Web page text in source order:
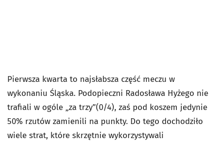
Pierwsza kwarta to najsłabsza część meczu w
wykonaniu Śląska. Podopieczni Radosława Hyżego nie
trafiali w ogóle „za trzy”(0/4), zaś pod koszem jedynie
50% rzutów zamienili na punkty. Do tego dochodziło
wiele strat, które skrzętnie wykorzystywali